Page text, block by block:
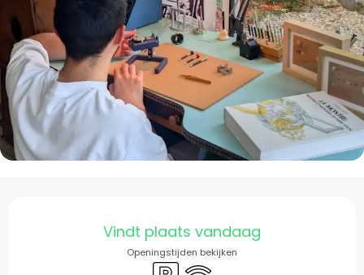
Openingstijden en
Vindt plaats vandaag
Openingstijden bekijken
Parkeerplaats
Wifi